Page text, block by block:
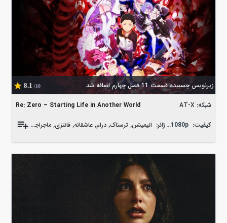
زیرنویس چسبیده قسمت 11 فصل چهارم اضافه شد 8.1 /10
Re: Zero – Starting Life in Another World شبکه: AT-X
کیفیت: WEB-DL 1080p ژانر: انیمیشن, ترسناک, درام, عاشقانه, فانتزی, ماجراجویی ,معمایی